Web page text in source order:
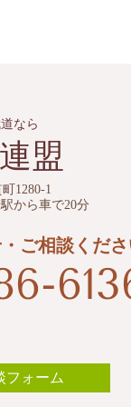
なら
盟
1280-1
から車で20分
ご相談くだ
フォーム